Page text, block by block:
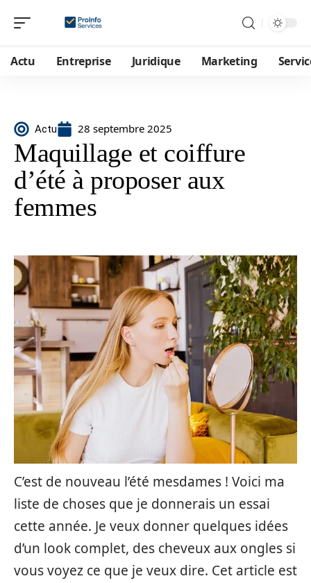
Actu Entreprise Juridique Marketing
Actu 28 septembre 2025
Maquillage et coiffure
d’été à proposer aux
femmes
C’est de nouveau l’été mesdames ! Voici ma
liste de choses que je donnerais un essai
cette année. Je veux donner quelques idées
d’un look complet, des cheveux aux ongles si
vous voyez ce que je veux dire. Cet article est